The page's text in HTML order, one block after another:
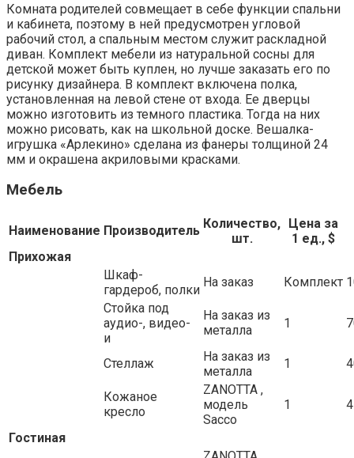
Комната родителей совмещает в себе функции спальни
и кабинета, поэтому в ней предусмотрен угловой
рабочий стол, а спальным местом служит раскладной
диван. Комплект мебели из натуральной сосны для
детской может быть куплен, но лучше заказать его по
рисунку дизайнера. В комплект включена полка,
установленная на левой стене от входа. Ее дверцы
можно изготовить из темного пластика. Тогда на них
можно рисовать, как на школьной доске. Вешалка-
игрушка «Арлекино» сделана из фанеры толщиной 24
мм и окрашена акриловыми красками.
Мебель
Наименование Производитель Количество,
шт.
Цена за
1 ед., $
Прихожая
Шкаф-
гардероб, полки
На заказ Комплект
Стойка под
аудио-, видео-
и
На заказ из
металла
1
Стеллаж
На заказ из
металла
1
Кожаное
кресло
ZANOTTA ,
модель
Sacco
1
Гостиная